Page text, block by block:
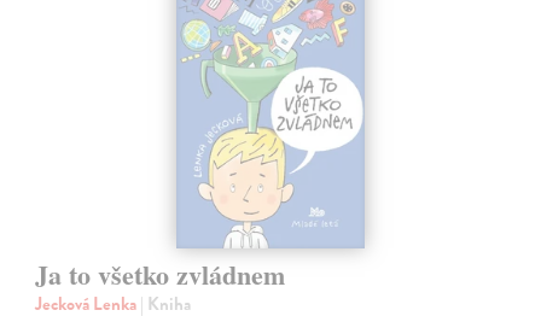
Ja to všetko zvládnem
Jecková Lenka| Kniha